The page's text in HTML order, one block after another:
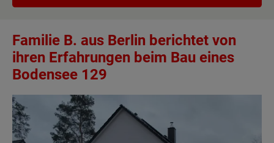
Familie B. aus Berlin berichtet von
ihren Erfahrungen beim Bau eines
Bodensee 129